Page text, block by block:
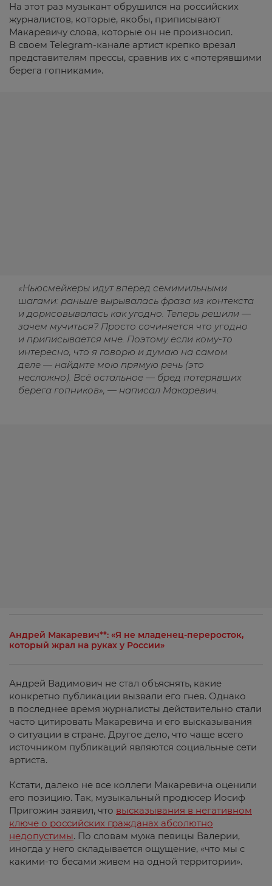
На этот раз музыкант обрушился на российских
журналистов, которые, якобы, приписывают
Макаревичу слова, которые он не произносил.
В своем Telegram-канале артист крепко врезал
представителям прессы, сравнив их с «потерявшими
берега гопниками».
«Ньюсмейкеры идут вперед семимильными
шагами: раньше вырывалась фраза из контекста
и дорисовывалась как угодно. Теперь решили —
зачем мучиться? Просто сочиняется что угодно
и приписывается мне. Поэтому если кому-то
интересно, что я говорю и думаю на самом
деле — найдите мою прямую речь (это
несложно). Всё остальное — бред потерявших
берега гопников», — написал Макаревич.
Андрей Макаревич**: «Я не младенец-переросток,
который жрал на руках у России»
Андрей Вадимович не стал объяснять, какие
конкретно публикации вызвали его гнев. Однако
в последнее время журналисты действительно стали
часто цитировать Макаревича и его высказывания
о ситуации в стране. Другое дело, что чаще всего
источником публикаций являются социальные сети
артиста.
Кстати, далеко не все коллеги Макаревича оценили
его позицию. Так, музыкальный продюсер Иосиф
Пригожин заявил, что высказывания в негативном
ключе о российских гражданах абсолютно
недопустимы. По словам мужа певицы Валерии,
иногда у него складывается ощущение, «что мы с
какими-то бесами живем на одной территории».